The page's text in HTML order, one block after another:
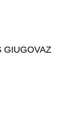
GIUGOVAZ